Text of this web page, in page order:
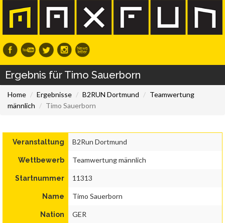
Ergebnis für Timo Sauerborn
Home Ergebnisse B2RUN Dortmund
Teamwertung
männlich
Timo Sauerborn
Veranstaltung B2Run Dortmund
Wettbewerb Teamwertung männlich
Startnummer 11313
Name Timo Sauerborn
Nation GER